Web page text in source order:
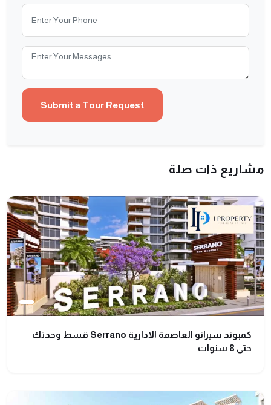
مشاريع ذات صلة
كمبوند سيرانو العاصمة الادارية Serrano قسط وحدتك
حتى 8 سنوات